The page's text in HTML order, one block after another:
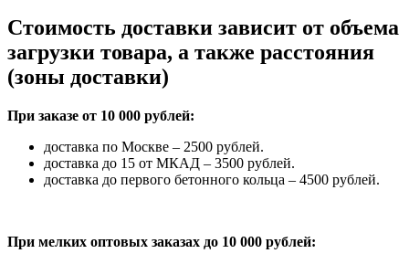
Стоимость доставки зависит от объема
загрузки товара, а также расстояния
(зоны доставки)
При заказе от 10 000 рублей:
доставка по Москве – 2500 рублей.
доставка до 15 от МКАД – 3500 рублей.
доставка до первого бетонного кольца – 4500 рублей.
При мелких оптовых заказах до 10 000 рублей: